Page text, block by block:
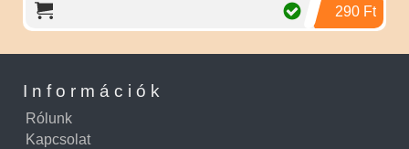
290 Ft
Információk
Rólunk
Kapcsolat